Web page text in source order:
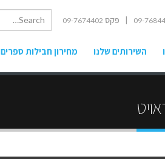
09- | פקס 09-7674402
השירותים שלנו מחירון חבילות ספרים